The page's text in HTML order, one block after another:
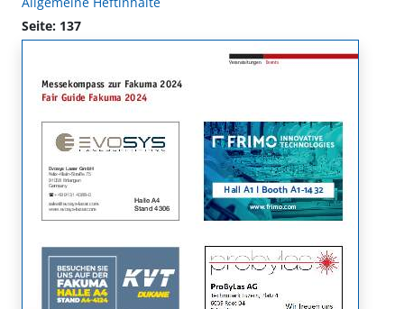
Seite: 137